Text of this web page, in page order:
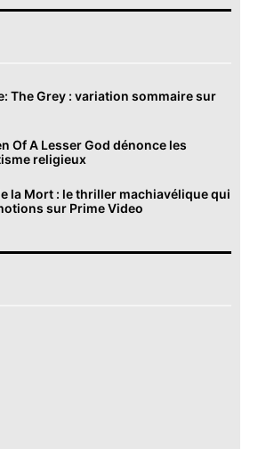
The Grey : variation sommaire sur
Of A Lesser God dénonce les
religieux
la Mort : le thriller machiavélique qui
sur Prime Video